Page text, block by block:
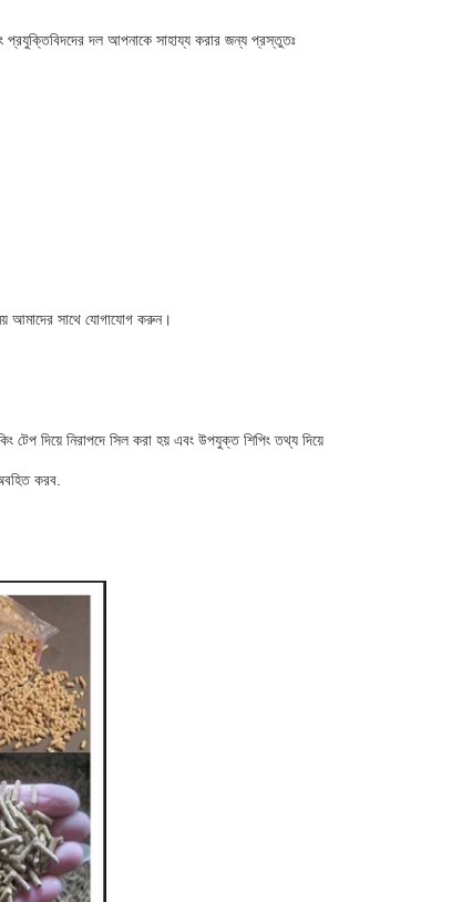
প্রযুক্তিবিদদের দল আপনাকে সাহায্য করার জন্য প্রস্তুতঃ
আমাদের সাথে যোগাযোগ করুন।
টেপ দিয়ে নিরাপদে সিল করা হয় এবং উপযুক্ত শিপিং তথ্য দিয়ে
করব.